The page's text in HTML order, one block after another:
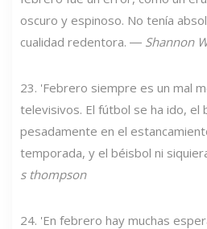
oscuro y espinoso. No tenía
cualidad redentora. ― Shannon
23. 'Febrero siempre es un mal
televisivos. El fútbol se ha ido, el
pesadamente en el
temporada, y el béisbol ni
s thompson
24. 'En febrero hay muchas